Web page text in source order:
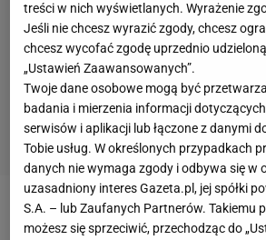
MONTE CARLO
treści w nich wyświetlanych. Wyrażenie
Jeśli nie chcesz wyrazić zgody, chcesz
chcesz wycofać zgodę uprzednio
„Ustawień Zaawansowanych”.
Twoje dane osobowe mogą być
badania i mierzenia informacji
serwisów i aplikacji lub łączone z danymi
Tobie usług. W określonych przypadkach
danych nie wymaga zgody i odbywa się w
uzasadniony interes Gazeta.pl, jej spółki
S.A. – lub Zaufanych Partnerów. Takiemu
możesz się sprzeciwić, przechodząc do